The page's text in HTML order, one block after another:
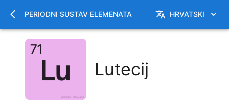
PERIODNI SUSTAV ELEMENATA HRVATSKI
Lutecij